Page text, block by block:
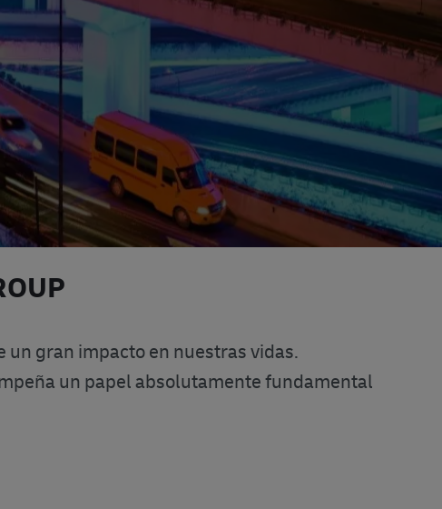
gran impacto en nuestras vidas.
un papel absolutamente fundamental